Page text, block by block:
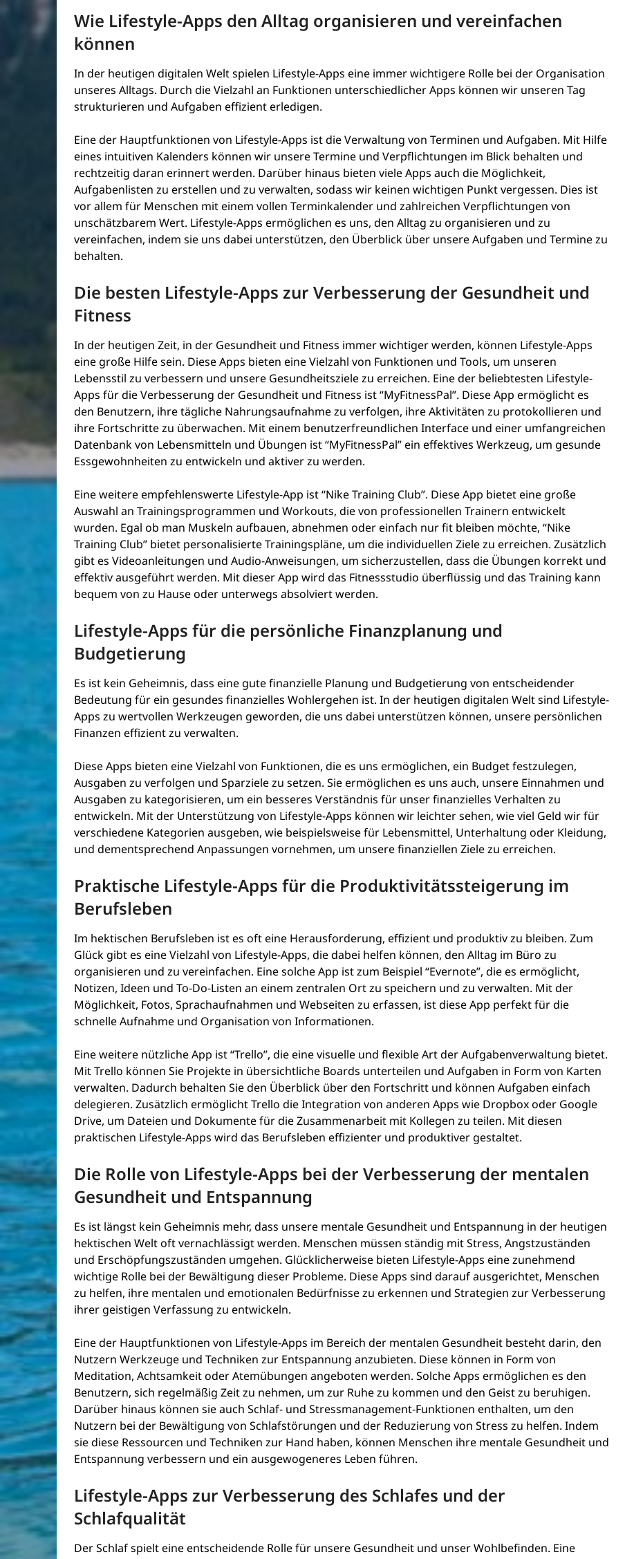
Wie Lifestyle-Apps den Alltag organisieren und vereinfachen
können
In der heutigen digitalen Welt spielen Lifestyle-Apps eine immer wichtigere Rolle bei der Organisation
unseres Alltags. Durch die Vielzahl an Funktionen unterschiedlicher Apps können wir unseren Tag
strukturieren und Aufgaben effizient erledigen.
Eine der Hauptfunktionen von Lifestyle-Apps ist die Verwaltung von Terminen und Aufgaben. Mit Hilfe
eines intuitiven Kalenders können wir unsere Termine und Verpflichtungen im Blick behalten und
rechtzeitig daran erinnert werden. Darüber hinaus bieten viele Apps auch die Möglichkeit,
Aufgabenlisten zu erstellen und zu verwalten, sodass wir keinen wichtigen Punkt vergessen. Dies ist
vor allem für Menschen mit einem vollen Terminkalender und zahlreichen Verpflichtungen von
unschätzbarem Wert. Lifestyle-Apps ermöglichen es uns, den Alltag zu organisieren und zu
vereinfachen, indem sie uns dabei unterstützen, den Überblick über unsere Aufgaben und Termine zu
behalten.
Die besten Lifestyle-Apps zur Verbesserung der Gesundheit und
Fitness
In der heutigen Zeit, in der Gesundheit und Fitness immer wichtiger werden, können Lifestyle-Apps
eine große Hilfe sein. Diese Apps bieten eine Vielzahl von Funktionen und Tools, um unseren
Lebensstil zu verbessern und unsere Gesundheitsziele zu erreichen. Eine der beliebtesten Lifestyle-
Apps für die Verbesserung der Gesundheit und Fitness ist “MyFitnessPal”. Diese App ermöglicht es
den Benutzern, ihre tägliche Nahrungsaufnahme zu verfolgen, ihre Aktivitäten zu protokollieren und
ihre Fortschritte zu überwachen. Mit einem benutzerfreundlichen Interface und einer umfangreichen
Datenbank von Lebensmitteln und Übungen ist “MyFitnessPal” ein effektives Werkzeug, um gesunde
Essgewohnheiten zu entwickeln und aktiver zu werden.
Eine weitere empfehlenswerte Lifestyle-App ist “Nike Training Club”. Diese App bietet eine große
Auswahl an Trainingsprogrammen und Workouts, die von professionellen Trainern entwickelt
wurden. Egal ob man Muskeln aufbauen, abnehmen oder einfach nur fit bleiben möchte, “Nike
Training Club” bietet personalisierte Trainingspläne, um die individuellen Ziele zu erreichen. Zusätzlich
gibt es Videoanleitungen und Audio-Anweisungen, um sicherzustellen, dass die Übungen korrekt und
effektiv ausgeführt werden. Mit dieser App wird das Fitnessstudio überflüssig und das Training kann
bequem von zu Hause oder unterwegs absolviert werden.
Lifestyle-Apps für die persönliche Finanzplanung und
Budgetierung
Es ist kein Geheimnis, dass eine gute finanzielle Planung und Budgetierung von entscheidender
Bedeutung für ein gesundes finanzielles Wohlergehen ist. In der heutigen digitalen Welt sind Lifestyle-
Apps zu wertvollen Werkzeugen geworden, die uns dabei unterstützen können, unsere persönlichen
Finanzen effizient zu verwalten.
Diese Apps bieten eine Vielzahl von Funktionen, die es uns ermöglichen, ein Budget festzulegen,
Ausgaben zu verfolgen und Sparziele zu setzen. Sie ermöglichen es uns auch, unsere Einnahmen und
Ausgaben zu kategorisieren, um ein besseres Verständnis für unser finanzielles Verhalten zu
entwickeln. Mit der Unterstützung von Lifestyle-Apps können wir leichter sehen, wie viel Geld wir für
verschiedene Kategorien ausgeben, wie beispielsweise für Lebensmittel, Unterhaltung oder Kleidung,
und dementsprechend Anpassungen vornehmen, um unsere finanziellen Ziele zu erreichen.
Praktische Lifestyle-Apps für die Produktivitätssteigerung im
Berufsleben
Im hektischen Berufsleben ist es oft eine Herausforderung, effizient und produktiv zu bleiben. Zum
Glück gibt es eine Vielzahl von Lifestyle-Apps, die dabei helfen können, den Alltag im Büro zu
organisieren und zu vereinfachen. Eine solche App ist zum Beispiel “Evernote”, die es ermöglicht,
Notizen, Ideen und To-Do-Listen an einem zentralen Ort zu speichern und zu verwalten. Mit der
Möglichkeit, Fotos, Sprachaufnahmen und Webseiten zu erfassen, ist diese App perfekt für die
schnelle Aufnahme und Organisation von Informationen.
Eine weitere nützliche App ist “Trello”, die eine visuelle und flexible Art der Aufgabenverwaltung bietet.
Mit Trello können Sie Projekte in übersichtliche Boards unterteilen und Aufgaben in Form von Karten
verwalten. Dadurch behalten Sie den Überblick über den Fortschritt und können Aufgaben einfach
delegieren. Zusätzlich ermöglicht Trello die Integration von anderen Apps wie Dropbox oder Google
Drive, um Dateien und Dokumente für die Zusammenarbeit mit Kollegen zu teilen. Mit diesen
praktischen Lifestyle-Apps wird das Berufsleben effizienter und produktiver gestaltet.
Die Rolle von Lifestyle-Apps bei der Verbesserung der mentalen
Gesundheit und Entspannung
Es ist längst kein Geheimnis mehr, dass unsere mentale Gesundheit und Entspannung in der heutigen
hektischen Welt oft vernachlässigt werden. Menschen müssen ständig mit Stress, Angstzuständen
und Erschöpfungszuständen umgehen. Glücklicherweise bieten Lifestyle-Apps eine zunehmend
wichtige Rolle bei der Bewältigung dieser Probleme. Diese Apps sind darauf ausgerichtet, Menschen
zu helfen, ihre mentalen und emotionalen Bedürfnisse zu erkennen und Strategien zur Verbesserung
ihrer geistigen Verfassung zu entwickeln.
Eine der Hauptfunktionen von Lifestyle-Apps im Bereich der mentalen Gesundheit besteht darin, den
Nutzern Werkzeuge und Techniken zur Entspannung anzubieten. Diese können in Form von
Meditation, Achtsamkeit oder Atemübungen angeboten werden. Solche Apps ermöglichen es den
Benutzern, sich regelmäßig Zeit zu nehmen, um zur Ruhe zu kommen und den Geist zu beruhigen.
Darüber hinaus können sie auch Schlaf- und Stressmanagement-Funktionen enthalten, um den
Nutzern bei der Bewältigung von Schlafstörungen und der Reduzierung von Stress zu helfen. Indem
sie diese Ressourcen und Techniken zur Hand haben, können Menschen ihre mentale Gesundheit und
Entspannung verbessern und ein ausgewogeneres Leben führen.
Lifestyle-Apps zur Verbesserung des Schlafes und der
Schlafqualität
Der Schlaf spielt eine entscheidende Rolle für unsere Gesundheit und unser Wohlbefinden. Eine